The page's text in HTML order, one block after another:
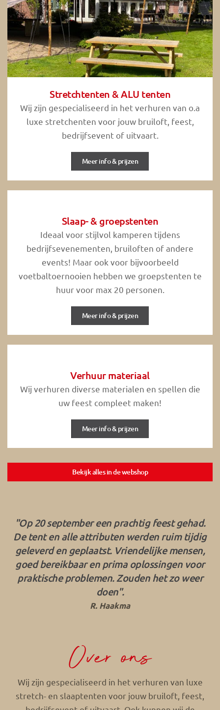
Stretchtenten & ALU tenten
Wij zijn gespecialiseerd in het verhuren van o.a
luxe stretchenten voor jouw bruiloft, feest,
bedrijfsevent of uitvaart.
Meer info & prijzen
Slaap- & groepstenten
Ideaal voor stijlvol kamperen tijdens
bedrijfsevenementen, bruiloften of andere
events! Maar ook voor bijvoorbeeld
voetbaltoernooien hebben we groepstenten te
huur voor max 20 personen.
Meer info & prijzen
Verhuur materiaal
Wij verhuren diverse materialen en spellen die
uw feest compleet maken!
Meer info & prijzen
Bekijk alles in de webshop
"Op 20 september een prachtig feest gehad.
De tent en alle attributen werden ruim tijdig
geleverd en geplaatst. Vriendelijke mensen,
goed bereikbaar en prima oplossingen voor
praktische problemen. Zouden het zo weer
doen".
R. Haakma
Over ons
Wij zijn gespecialiseerd in het verhuren van luxe
stretch- en slaaptenten voor jouw bruiloft, feest,